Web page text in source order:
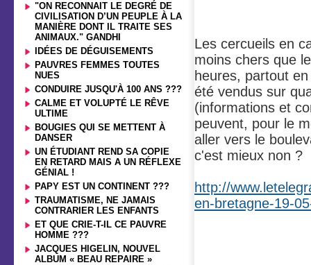
"ON RECONNAIT LE DEGRÉ DE
CIVILISATION D’UN PEUPLE À LA
MANIÈRE DONT IL TRAITE SES
ANIMAUX." GANDHI
IDÉES DE DÉGUISEMENTS
PAUVRES FEMMES TOUTES
NUES
CONDUIRE JUSQU'À 100 ANS ???
CALME ET VOLUPTÉ LE RÊVE
ULTIME
BOUGIES QUI SE METTENT À
DANSER
UN ÉTUDIANT REND SA COPIE
EN RETARD MAIS A UN RÉFLEXE
GÉNIAL !
PAPY EST UN CONTINENT ???
TRAUMATISME, NE JAMAIS
CONTRARIER LES ENFANTS
ET QUE CRIE-T-IL CE PAUVRE
HOMME ???
JACQUES HIGELIN, NOUVEL
ALBUM « BEAU REPAIRE »
Les cercueils en
moins chers que
heures, partout
été vendus sur
(informations et
peuvent, pour le
aller vers le
c'est mieux non ?
http://
en-bretagne-19-